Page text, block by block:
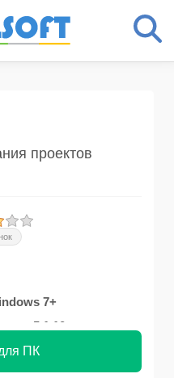
проектов
7+
5.1.10
ПК